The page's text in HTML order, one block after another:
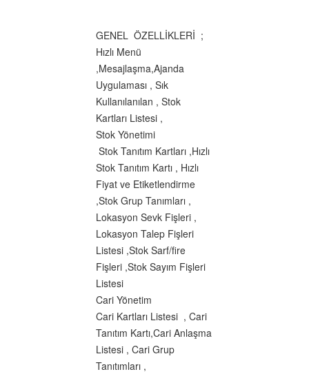
GENEL ÖZELLİKLERİ ;
Hızlı Menü
,Mesajlaşma,Ajanda
Uygulaması , Sık
Kullanılanılan , Stok
Kartları Listesi ,
Stok Yönetimi
Stok Tanıtım Kartları ,Hızlı
Stok Tanıtım Kartı , Hızlı
Fiyat ve Etiketlendirme
,Stok Grup Tanımları ,
Lokasyon Sevk Fişleri ,
Lokasyon Talep Fişleri
Listesi ,Stok Sarf/fire
Fişleri ,Stok Sayım Fişleri
Listesi
Cari Yönetim
Cari Kartları Listesi , Cari
Tanıtım Kartı,Cari Anlaşma
Listesi , Cari Grup
Tanıtımları ,